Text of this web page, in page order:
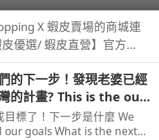
X 蝦皮賣場的商城連
優選/ 蝦皮直營】官方認
的下一步！發現老婆已經
? This is the our
目標了！下一步是什麼 We
our goals What is the next